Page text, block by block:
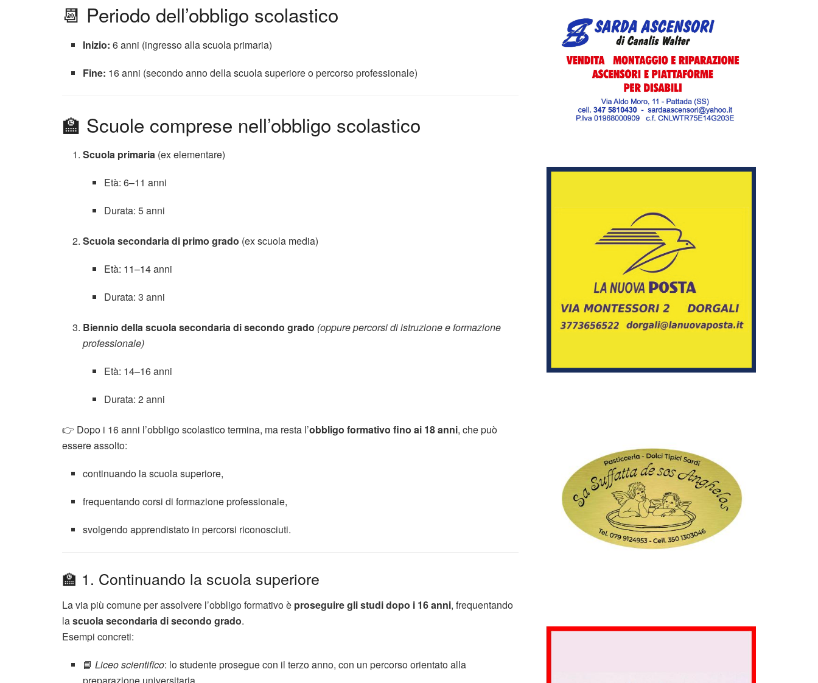
📆 Periodo dell’obbligo scolastico
Inizio: 6 anni (ingresso alla scuola primaria)
Fine: 16 anni (secondo anno della scuola superiore o percorso professionale)
🏫 Scuole comprese nell’obbligo scolastico
Scuola primaria (ex elementare)
Età: 6–11 anni
Durata: 5 anni
Scuola secondaria di primo grado (ex scuola media)
Età: 11–14 anni
Durata: 3 anni
Biennio della scuola secondaria di secondo grado (oppure percorsi di istruzione e formazione
professionale)
Età: 14–16 anni
Durata: 2 anni
👉 Dopo i 16 anni l’obbligo scolastico termina, ma resta l’obbligo formativo fino ai 18 anni, che può
essere assolto:
continuando la scuola superiore,
frequentando corsi di formazione professionale,
svolgendo apprendistato in percorsi riconosciuti.
🏫 1. Continuando la scuola superiore
La via più comune per assolvere l’obbligo formativo è proseguire gli studi dopo i 16 anni, frequentando
lascuola secondaria di secondo grado.
Esempi concreti:
📘Liceo scientifico: lo studente prosegue con il terzo anno, con un percorso orientato alla
preparazione universitaria.